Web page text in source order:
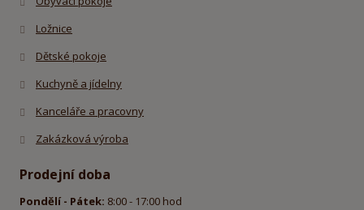
Ložnice
Dětské pokoje
Kuchyně a jídelny
Kanceláře a pracovny
Zakázková výroba
Prodejní doba
Pondělí - Pátek: 8:00 - 17:00 hod